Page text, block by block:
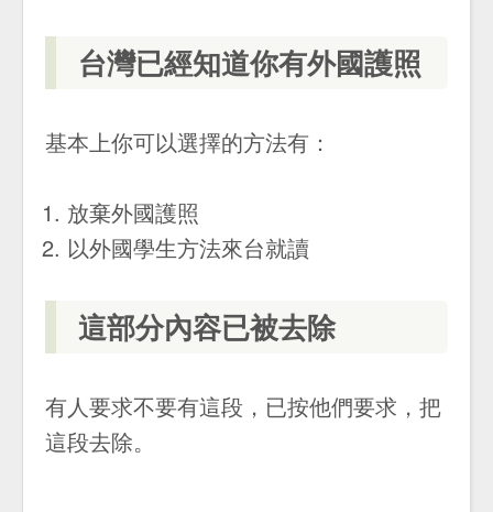
台灣已經知道你有外國護照
基本上你可以選擇的方法有：
放棄外國護照
以外國學生方法來台就讀
這部分內容已被去除
有人要求不要有這段，已按他們要求，把
這段去除。